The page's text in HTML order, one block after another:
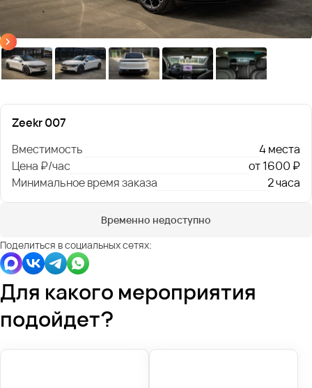
Zeekr 007
Вместимость
4 места
Цена ₽/час
от 1600 ₽
Минимальное время заказа
2 часа
Временно недоступно
Поделиться в социальных сетях:
Для какого мероприятия
подойдет?